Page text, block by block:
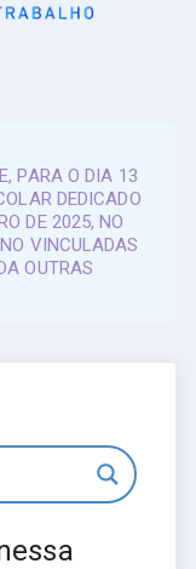
PARA O DIA 13
DEDICADO
DE 2025, NO
VINCULADAS
OUTRAS